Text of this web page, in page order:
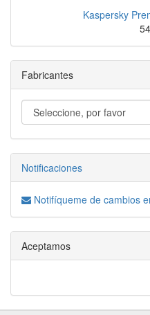
Kaspersky
Fabricantes
Notificaciones
Notifíqueme de cambios
Aceptamos